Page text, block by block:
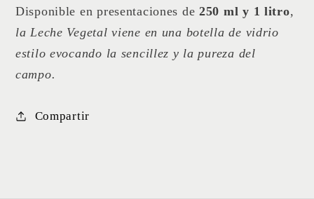
Disponible en presentaciones de250 ml y 1 litro,
la Leche Vegetal viene en una botella de vidrio
estilo evocando la sencillez y la pureza del
campo.
Compartir